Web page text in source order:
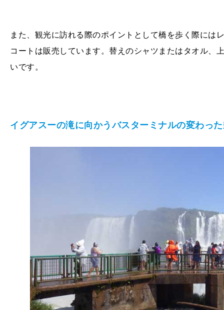
また、観光に訪れる際のポイントとして橋を歩く際には
コートは販売しています。替えのシャツまたはタオル、
いです。
イグアスーの滝に向かうバスターミナルの変わっ